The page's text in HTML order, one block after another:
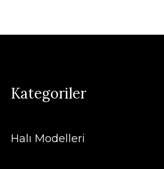
Kategoriler
Halı Modelleri